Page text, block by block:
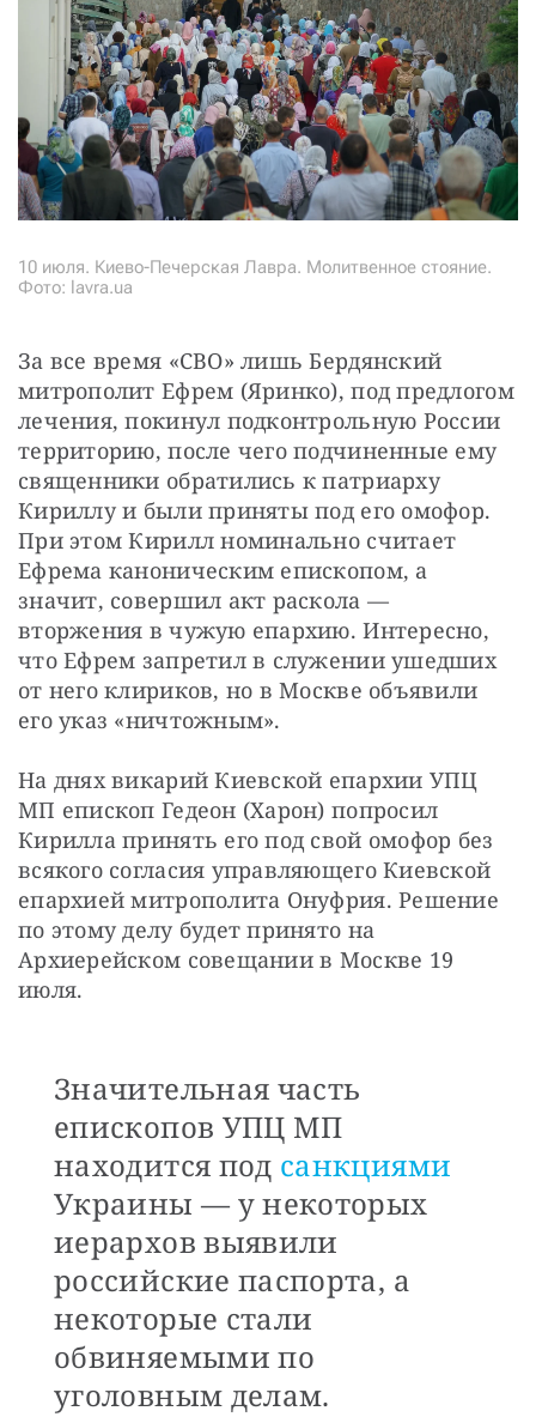
10 июля. Киево-Печерская Лавра. Молитвенное стояние.
Фото: lavra.ua
За все время «СВО» лишь Бердянский
митрополит Ефрем (Яринко), под предлогом
лечения, покинул подконтрольную России
территорию, после чего подчиненные ему
священники обратились к патриарху
Кириллу и были приняты под его омофор.
При этом Кирилл номинально считает
Ефрема каноническим епископом, а
значит, совершил акт раскола —
вторжения в чужую епархию. Интересно,
что Ефрем запретил в служении ушедших
от него клириков, но в Москве объявили
его указ «ничтожным».
На днях викарий Киевской епархии УПЦ
МП епископ Гедеон (Харон) попросил
Кирилла принять его под свой омофор без
всякого согласия управляющего Киевской
епархией митрополита Онуфрия. Решение
по этому делу будет принято на
Архиерейском совещании в Москве 19
июля.
Значительная часть
епископов УПЦ МП
находится под санкциями
Украины — у некоторых
иерархов выявили
российские паспорта, а
некоторые стали
обвиняемыми по
уголовным делам.